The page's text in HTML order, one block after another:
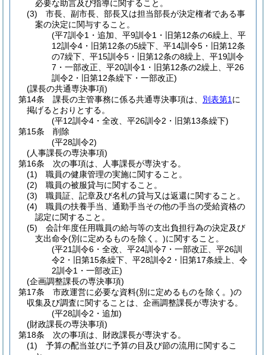
必要な助言及び指導に関すること。
(3)
市長、副市長、部長又は担当部長が決定権者である事
案の決定に関与すること。
(平7訓令1・追加、平9訓令1・旧第12条の6繰上、平
12訓令4・旧第12条の5繰下、平14訓令5・旧第12条
の7繰下、平15訓令5・旧第12条の8繰上、平19訓令
7・一部改正、平20訓令1・旧第12条の2繰上、平26
訓令2・旧第12条繰下・一部改正)
(課長の共通専決事項)
第14条
課長の主管事務に係る共通専決事項は、 別表第1 に
掲げるとおりとする。
(平12訓令4・全改、平26訓令2・旧第13条繰下)
第15条
削除
(平28訓令2)
(人事課長の専決事項)
第16条
次の事項は、人事課長が専決する。
(1)
職員の健康管理の実施に関すること。
(2)
職員の被服貸与に関すること。
(3)
職員証、記章及び名札の貸与又は返還に関すること。
(4)
職員の扶養手当、通勤手当その他の手当の受給資格の
認定に関すること。
(5)
会計年度任用職員の給与等の支出負担行為の決定及び
支出命令(別に定めるものを除く。)に関すること。
(平21訓令6・全改、平24訓令7・一部改正、平26訓
令2・旧第15条繰下、平28訓令2・旧第17条繰上、令
2訓令1・一部改正)
(企画調整課長の専決事項)
第17条
市政運営に必要な資料(別に定めるものを除く。)の
収集及び調査に関することは、企画調整課長が専決する。
(平28訓令2・追加)
(財政課長の専決事項)
第18条
次の事項は、財政課長が専決する。
(1)
予算の配当並びに予算の目及び節の流用に関するこ